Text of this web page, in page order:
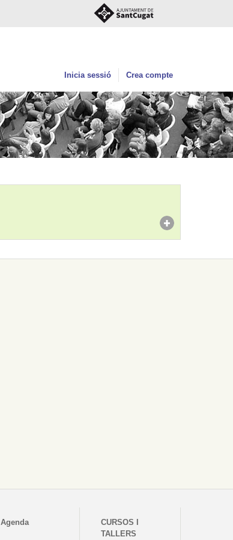
Inicia sessió Crea compte
Agenda
CURSOS I
TALLERS